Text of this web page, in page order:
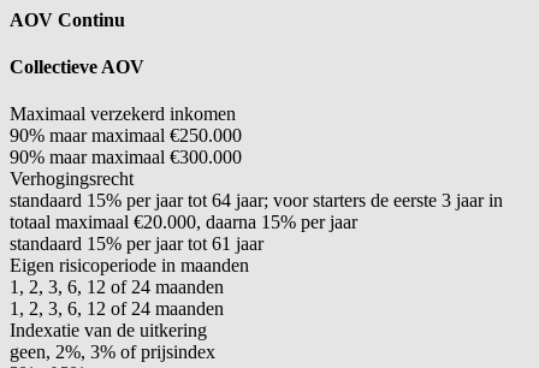
AOV Continu
Collectieve AOV
Maximaal verzekerd inkomen
90% maar maximaal €250.000
90% maar maximaal €300.000
Verhogingsrecht
standaard 15% per jaar tot 64 jaar; voor starters de eerste 3 jaar in
totaal maximaal €20.000, daarna 15% per jaar
standaard 15% per jaar tot 61 jaar
Eigen risicoperiode in maanden
1, 2, 3, 6, 12 of 24 maanden
1, 2, 3, 6, 12 of 24 maanden
Indexatie van de uitkering
geen, 2%, 3% of prijsindex